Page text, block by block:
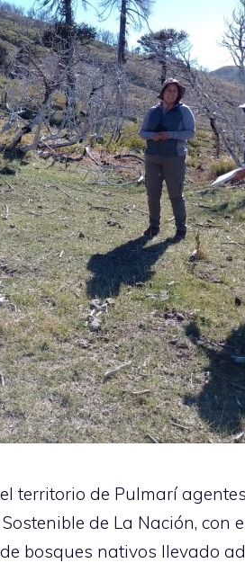
territorio de Pulmarí
de La Nación, con
bosques nativos llevado